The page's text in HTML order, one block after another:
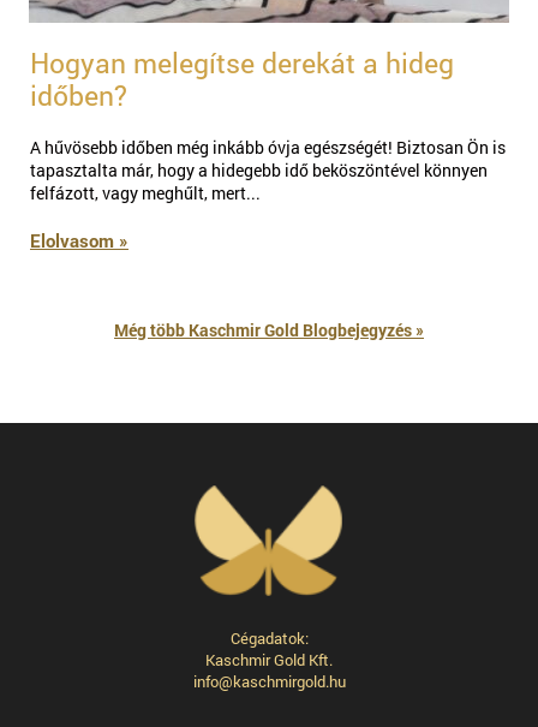
Hogyan melegítse derekát a hideg
időben?
​​A hűvösebb időben még inkább óvja egészségét! Biztosan Ön is
tapasztalta már, hogy a hidegebb idő beköszöntével könnyen
felfázott, vagy meghűlt, mert...
Elolvasom »
Még több Kaschmir Gold Blogbejegyzés »
Cégadatok:
Kaschmir Gold Kft.
info@kaschmirgold.hu